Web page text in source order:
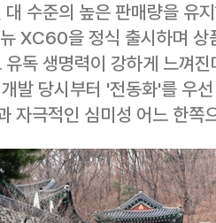
수준의 높은 판매량을 유
XC60을 정식 출시하며 상
독 생명력이 강하게 느껴
발 당시부터 '전동화'를 우
자극적인 심미성 어느 한쪽